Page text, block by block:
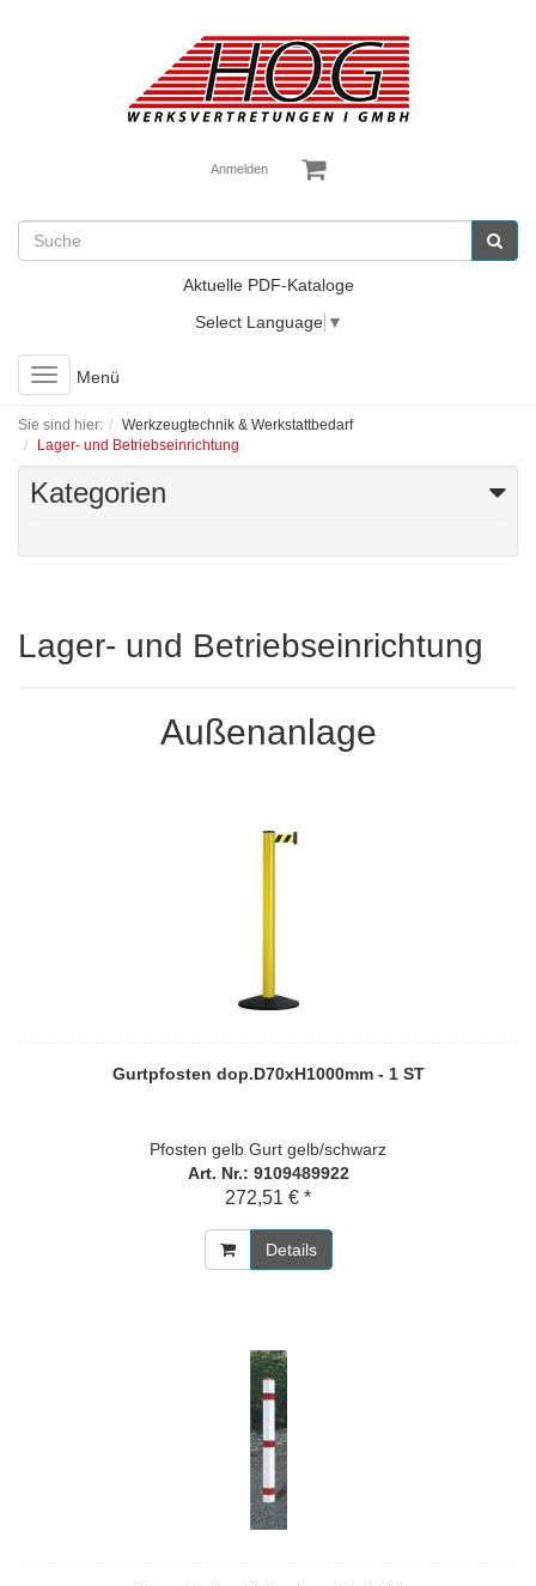
Anmelden
Aktuelle PDF-Kataloge
Select Language ▼
Toggle
navigation
Menü
Sie sind hier:
Werkzeugtechnik & Werkstattbedarf
Lager- und Betriebseinrichtung
Kategorien
Lager- und Betriebseinrichtung
Außenanlage
Gurtpfosten dop.D70xH1000mm - 1 ST
Pfosten gelb Gurt gelb/schwarz
Art. Nr.: 9109489922
272,51 € *
Details